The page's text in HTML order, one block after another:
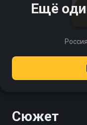
Ещё
Россия
Сюжет